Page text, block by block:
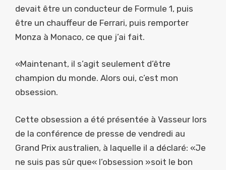
devait être un conducteur de Formule 1, puis
être un chauffeur de Ferrari, puis remporter
Monza à Monaco, ce que j’ai fait.
«Maintenant, il s’agit seulement d’être
champion du monde. Alors oui, c’est mon
obsession.
Cette obsession a été présentée à Vasseur lors
de la conférence de presse de vendredi au
Grand Prix australien, à laquelle il a déclaré: «Je
ne suis pas sûr que« l’obsession »soit le bon